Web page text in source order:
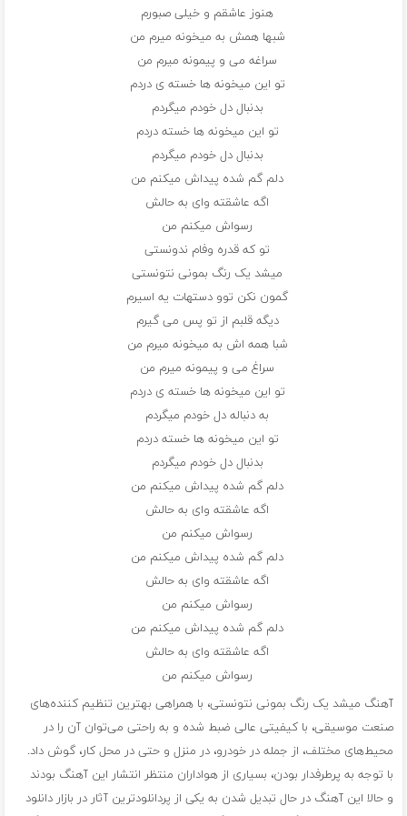
هنوز عاشقم و خیلی صبورم
شبها همش به میخونه میرم من
سراغه می و پیمونه میرم من
تو این میخونه ها خسته ی دردم
بدنبال دل خودم میگردم
تو این میخونه ها خسته دردم
بدنبال دل خودم میگردم
دلم گم شده پیداش میکنم من
اگه عاشقته وای به حالش
رسواش میکنم من
تو که قدره وفام ندونستی
میشد یک رنگ بمونی نتونستی
گمون نکن توو دستهات یه اسیرم
دیگه قلبم از تو پس می گیرم
شبا همه اش به میخونه میرم من
سراغ می و پیمونه میرم من
تو این میخونه ها خسته ی دردم
به دنباله دل خودم میگردم
تو این میخونه ها خسته دردم
بدنبال دل خودم میگردم
دلم گم شده پیداش میکنم من
اگه عاشقته وای به حالش
رسواش میکنم من
دلم گم شده پیداش میکنم من
اگه عاشقته وای به حالش
رسواش میکنم من
دلم گم شده پیداش میکنم من
اگه عاشقته وای به حالش
رسواش میکنم من
آهنگ میشد یک رنگ بمونی نتونستی، با همراهی بهترین تنظیم کننده‌های
صنعت موسیقی، با کیفیتی عالی ضبط شده و به راحتی می‌توان آن را در
محیط‌های مختلف، از جمله در خودرو، در منزل و حتی در محل کار، گوش داد.
با توجه به پرطرفدار بودن، بسیاری از هواداران منتظر انتشار این آهنگ بودند
و حالا این آهنگ در حال تبدیل شدن به یکی از پردانلودترین آثار در بازار دانلود